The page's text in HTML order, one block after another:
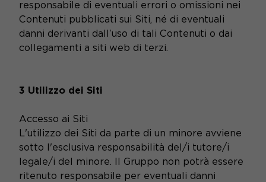
responsabile di eventuali errori o omissioni nei
Contenuti pubblicati sui Siti, né di eventuali
danni derivanti dall’uso di tali Contenuti o dai
collegamenti a siti web di terzi.
3 Utilizzo dei Siti
Accesso ai Siti
L'utilizzo dei Siti da parte di un minore avviene
sotto l'esclusiva responsabilità del/i tutore/i
legale/i del minore. Il Gruppo non potrà essere
ritenuto responsabile per eventuali danni